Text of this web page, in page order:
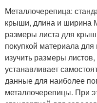
Металлочерепица:
крыши, длина и ширина
размеры листа для
покупкой материала
изучить размеры
устанавливает
данные для наиболее
металлочерепицы. При